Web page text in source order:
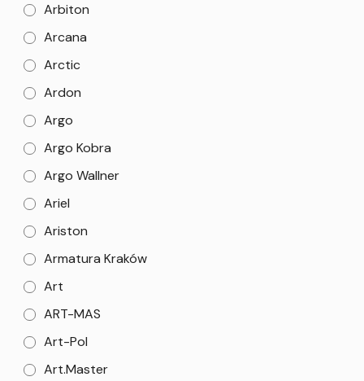
Arbiton
Arcana
Arctic
Ardon
Argo
Argo Kobra
Argo Wallner
Ariel
Ariston
Armatura Kraków
Art
ART-MAS
Art-Pol
Art.Master